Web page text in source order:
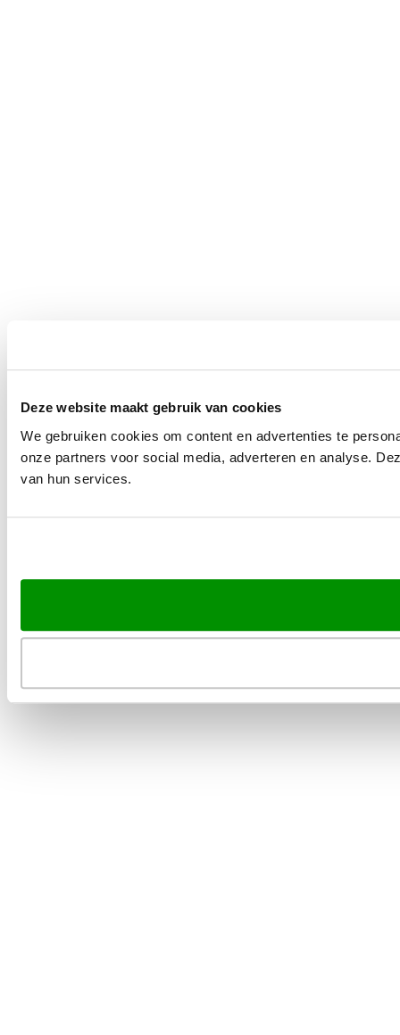
Deze website maakt gebruik van cookies
We gebruiken cookies om content en advertenties te
onze partners voor social media, adverteren en analyse.
van hun services.